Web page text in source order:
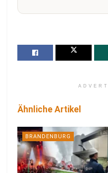
Ähnliche Artikel
BRANDENBURG